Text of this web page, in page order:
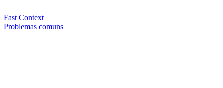
Fast Context
Problemas comuns